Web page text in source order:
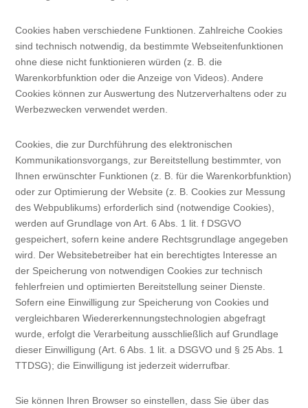
Cookies haben verschiedene Funktionen. Zahlreiche Cookies
sind technisch notwendig, da bestimmte Webseitenfunktionen
ohne diese nicht funktionieren würden (z. B. die
Warenkorbfunktion oder die Anzeige von Videos). Andere
Cookies können zur Auswertung des Nutzerverhaltens oder zu
Werbezwecken verwendet werden.
Cookies, die zur Durchführung des elektronischen
Kommunikationsvorgangs, zur Bereitstellung bestimmter, von
Ihnen erwünschter Funktionen (z. B. für die Warenkorbfunktion)
oder zur Optimierung der Website (z. B. Cookies zur Messung
des Webpublikums) erforderlich sind (notwendige Cookies),
werden auf Grundlage von Art. 6 Abs. 1 lit. f DSGVO
gespeichert, sofern keine andere Rechtsgrundlage angegeben
wird. Der Websitebetreiber hat ein berechtigtes Interesse an
der Speicherung von notwendigen Cookies zur technisch
fehlerfreien und optimierten Bereitstellung seiner Dienste.
Sofern eine Einwilligung zur Speicherung von Cookies und
vergleichbaren Wiedererkennungstechnologien abgefragt
wurde, erfolgt die Verarbeitung ausschließlich auf Grundlage
dieser Einwilligung (Art. 6 Abs. 1 lit. a DSGVO und § 25 Abs. 1
TTDSG); die Einwilligung ist jederzeit widerrufbar.
Sie können Ihren Browser so einstellen, dass Sie über das